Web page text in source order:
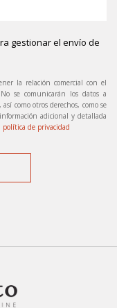
gestionar el envío de
la relación comercial con el
se comunicarán los datos a
como otros derechos, como se
adicional y detallada
política de privacidad